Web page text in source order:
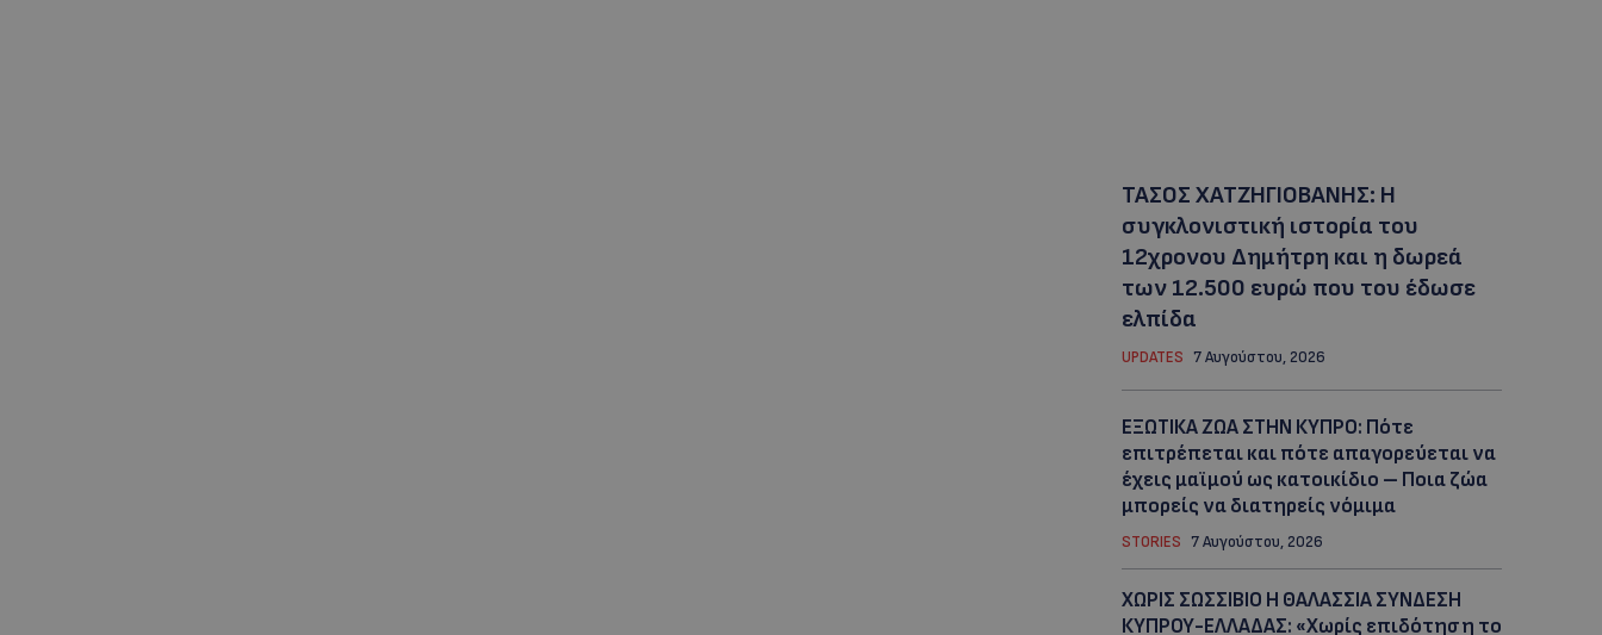
ΤΑΣΟΣ ΧΑΤΖΗΓΙΟΒΑΝΗΣ: Η
συγκλονιστική ιστορία του
12χρονου Δημήτρη και η δωρεά
των 12.500 ευρώ που του έδωσε
ελπίδα
UPDATES 7 Αυγούστου, 2026
ΕΞΩΤΙΚΑ ΖΩΑ ΣΤΗΝ ΚΥΠΡΟ: Πότε
επιτρέπεται και πότε απαγορεύεται να
έχεις μαϊμού ως κατοικίδιο – Ποια ζώα
μπορείς να διατηρείς νόμιμα
STORIES 7 Αυγούστου, 2026
ΧΩΡΙΣ ΣΩΣΣΙΒΙΟ Η ΘΑΛΑΣΣΙΑ ΣΥΝΔΕΣΗ
ΚΥΠΡΟΥ-ΕΛΛΑΔΑΣ: «Χωρίς επιδότηση το